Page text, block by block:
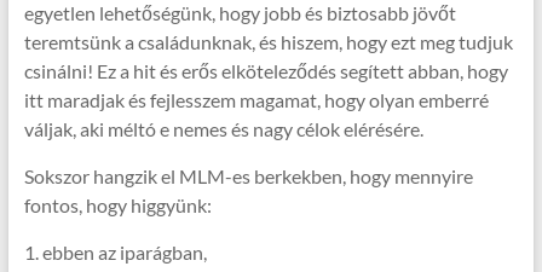
egyetlen lehetőségünk, hogy jobb és biztosabb jövőt
teremtsünk a családunknak, és hiszem, hogy ezt meg tudjuk
csinálni! Ez a hit és erős elköteleződés segített abban, hogy
itt maradjak és fejlesszem magamat, hogy olyan emberré
váljak, aki méltó e nemes és nagy célok elérésére.
Sokszor hangzik el MLM-es berkekben, hogy mennyire
fontos, hogy higgyünk:
1. ebben az iparágban,